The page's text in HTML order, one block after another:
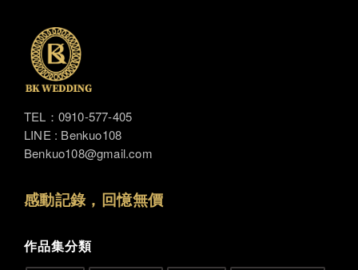
TEL：0910-577-405
LINE : Benkuo108
Benkuo108@gmail.com
感動記錄，回憶無價
作品集分類